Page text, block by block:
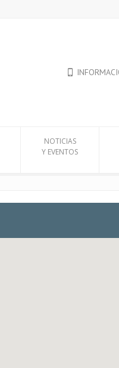
NOTICIAS
Y EVENTOS